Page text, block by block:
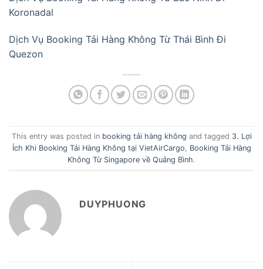
Koronadal
Dịch Vụ Booking Tải Hàng Không Từ Thái Bình Đi
Quezon
This entry was posted in booking tải hàng không and tagged 3. Lợi
Ích Khi Booking Tải Hàng Không tại VietAirCargo
Booking Tải Hàng
Không Từ Singapore về Quảng Bình.
DUYPHUONG